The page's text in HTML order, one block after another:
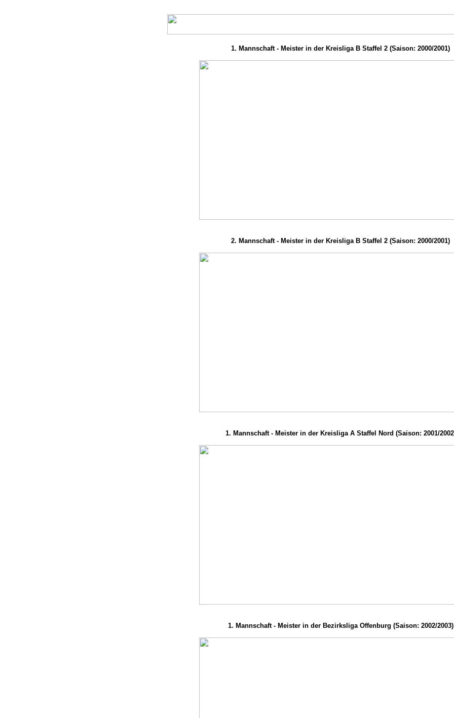
1. Mannschaft - Meister in der Kreisliga B Staffel 2 (Saison: 2000/2001)
2. Mannschaft - Meister in der Kreisliga B Staffel 2 (Saison: 2000/2001)
1. Mannschaft - Meister in der Kreisliga A Staffel Nord (Saison: 2001/
1. Mannschaft - Meister in der Bezirksliga Offenburg (Saison: 2002/2003)